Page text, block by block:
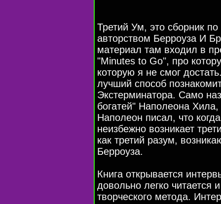
Третий Ум, это сборник
авторством Берроуза И
материал там входил в
"Minutes to Go", про
которую я не смог
лучший способ
Экстерминатора. Само
богатей" Наполеона
Наполеон писал, что
неизбежно возникает
как третий разум,
Берроуза.
Книга открывается
довольно легко читается
творческого метода.